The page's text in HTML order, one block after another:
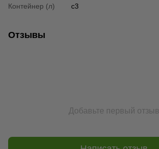
Контейнер (л) c3
Отзывы
Добавьте первый отзыв